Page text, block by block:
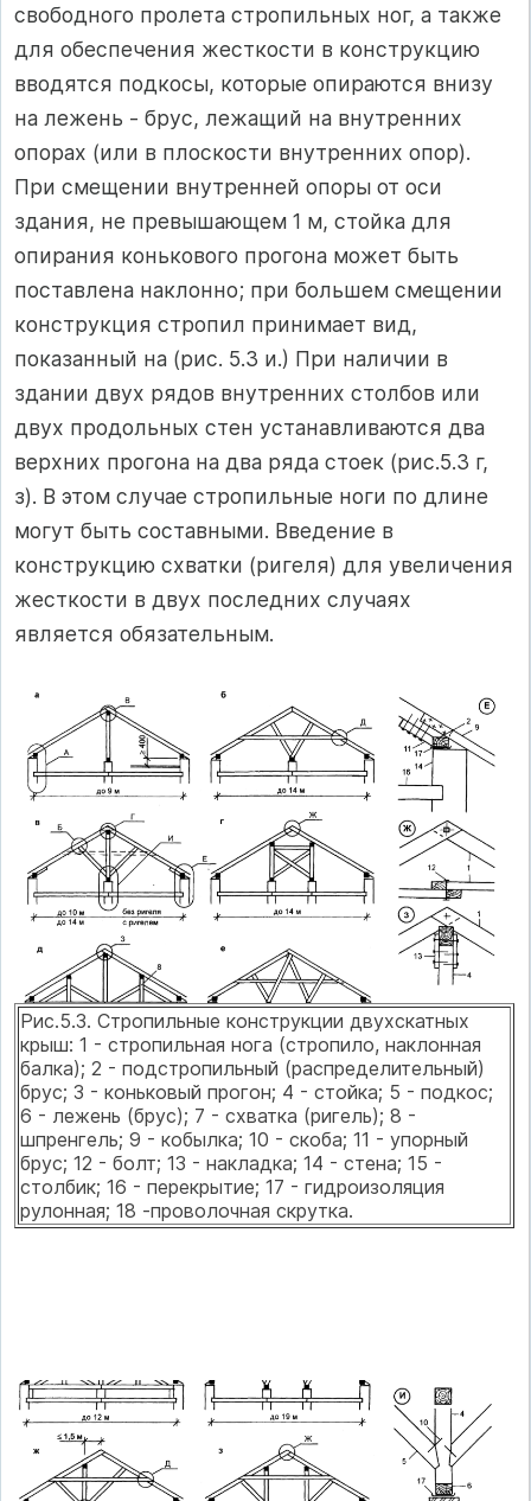
свободного пролета стропильных ног, а также
для обеспечения жесткости в конструкцию
вводятся подкосы, которые опираются внизу
на лежень - брус, лежащий на внутренних
опорах (или в плоскости внутренних опор).
При смещении внутренней опоры от оси
здания, не превышающем 1 м, стойка для
опирания конькового прогона может быть
поставлена наклонно; при большем смещении
конструкция стропил принимает вид,
показанный на (рис. 5.3 и.) При наличии в
здании двух рядов внутренних столбов или
двух продольных стен устанавливаются два
верхних прогона на два ряда стоек (рис.5.3 г,
з). В этом случае стропильные ноги по длине
могут быть составными. Введение в
конструкцию схватки (ригеля) для увеличения
жесткости в двух последних случаях
является обязательным.
Рис.5.3. Стропильные конструкции двухскатных
крыш: 1 - стропильная нога (стропило, наклонная
балка); 2 - подстропильный (распределительный)
брус; 3 - коньковый прогон; 4 - стойка; 5 - подкос;
6 - лежень (брус); 7 - схватка (ригель); 8 -
шпренгель; 9 - кобылка; 10 - скоба; 11 - упорный
брус; 12 - болт; 13 - накладка; 14 - стена; 15 -
столбик; 16 - перекрытие; 17 - гидроизоляция
рулонная; 18 -проволочная скрутка.